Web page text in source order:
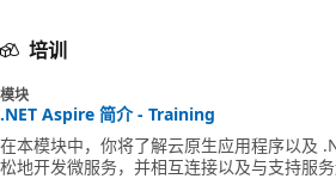
培训
模块
.NET Aspire 简介 - Training
在本模块中，你将了解云原生应用程序以及
松地开发微服务，并相互连接以及与支持服务